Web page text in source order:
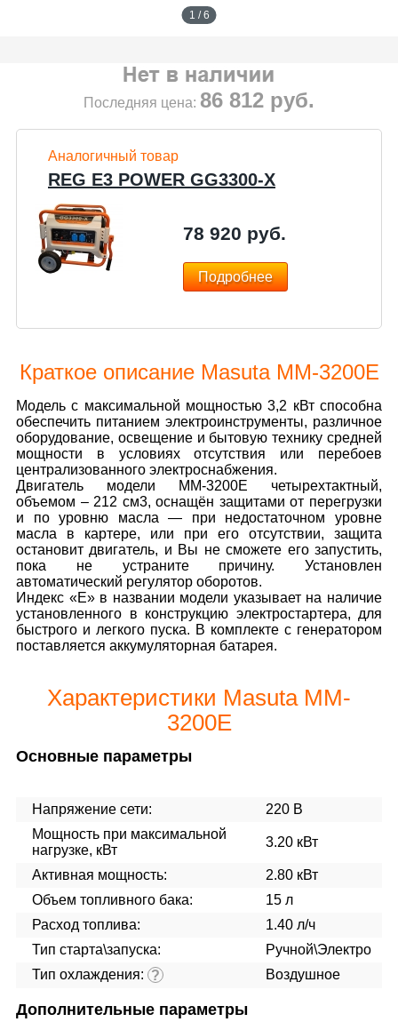
1 / 6
Последняя цена: 86 812 руб.
Аналогичный товар
REG E3 POWER GG3300-X
78 920 руб.
Подробнее
Краткое описание Masuta MM-3200E
Модель с максимальной мощностью 3,2 кВт способна
обеспечить питанием электроинструменты, различное
оборудование, освещение и бытовую технику средней
мощности в условиях отсутствия или перебоев
централизованного электроснабжения.
Двигатель модели ММ-3200Е четырехтактный,
объемом – 212 см3, оснащён защитами от перегрузки
и по уровню масла — при недостаточном уровне
масла в картере, или при его отсутствии, защита
остановит двигатель, и Вы не сможете его запустить,
пока не устраните причину. Установлен
автоматический регулятор оборотов.
Индекс «Е» в названии модели указывает на наличие
установленного в конструкцию электростартера, для
быстрого и легкого пуска. В комплекте с генератором
поставляется аккуму­ляторная батарея.
Характеристики Masuta MM-
3200E
Основные параметры
Напряжение сети:
220 В
Мощность при максимальной
нагрузке, кВт
3.20 кВт
Активная мощность:
2.80 кВт
Объем топливного бака:
15 л
Расход топлива:
1.40 л/ч
Тип старта\запуска:
Ручной\Электро
Тип охлаждения: ? Воздушное
Дополнительные параметры